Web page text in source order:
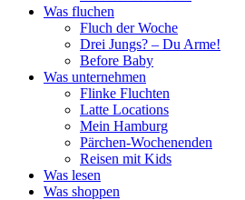
Was fluchen
Fluch der Woche
Drei Jungs? – Du Arme!
Before Baby
Was unternehmen
Flinke Fluchten
Latte Locations
Mein Hamburg
Pärchen-Wochenenden
Reisen mit Kids
Was lesen
Was shoppen